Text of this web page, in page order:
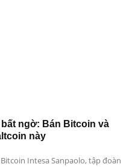
ngờ: Bán Bitcoin và
này
Intesa Sanpaolo, tập đoàn